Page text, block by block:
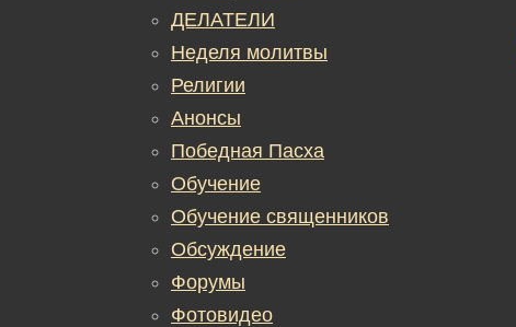
ДЕЛАТЕЛИ
Неделя молитвы
Религии
Анонсы
Победная Пасха
Обучение
Обучение священников
Обсуждение
Форумы
Фотовидео